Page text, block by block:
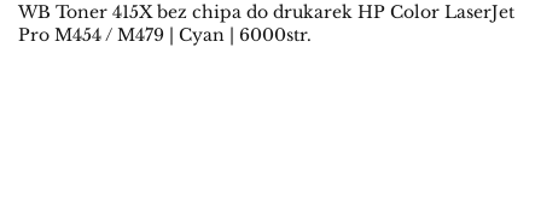
WB Toner 415X bez chipa do drukarek HP Color LaserJet
Pro M454 / M479 | Cyan | 6000str.